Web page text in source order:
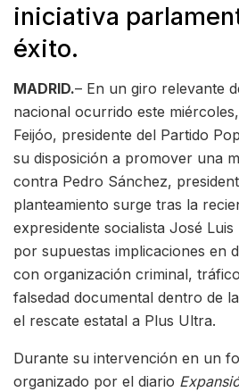
iniciativa
éxito.
MADRID.– En un giro relevante
nacional ocurrido este
Feijóo, presidente del Partido
su disposición a promover una
contra Pedro Sánchez,
planteamiento surge tras la
expresidente socialista José
por supuestas implicaciones en
con organización criminal,
falsedad documental dentro de
el rescate estatal a Plus Ultra.
Durante su intervención en un
organizado por el diario